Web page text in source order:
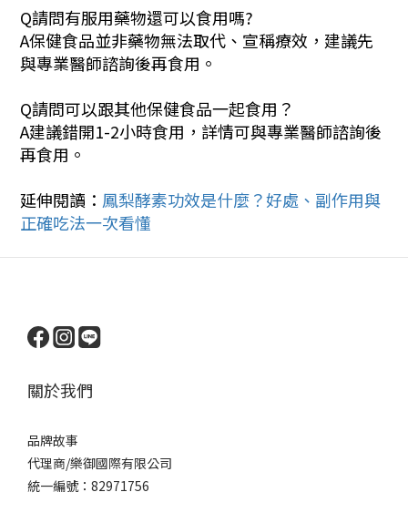
Q請問有服用藥物還可以食用嗎?
A保健食品並非藥物無法取代、宣稱療效，建議先
與專業醫師諮詢後再食用。
Q請問可以跟其他保健食品一起食用？
A建議錯開1-2小時食用，詳情可與專業醫師諮詢後
再食用。
延伸閱讀： 鳳梨酵素功效是什麼？好處、副作用與
正確吃法一次看懂
關於我們
品牌故事
代理商/樂御國際有限公司
統一編號：82971756